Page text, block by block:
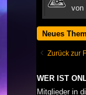
von
Neues
Zurück zur
WER IST
Mitglieder in